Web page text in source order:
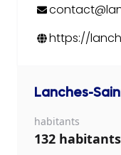
https://
Lanches-
habitants
132 habitants